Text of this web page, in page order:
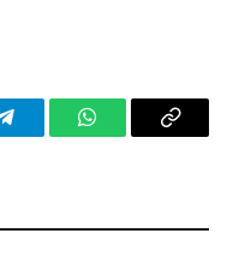
TelegramWhatsAppCopy